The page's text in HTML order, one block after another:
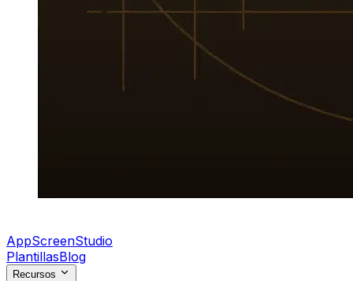
AppScreenStudio
PlantillasBlog
Recursos